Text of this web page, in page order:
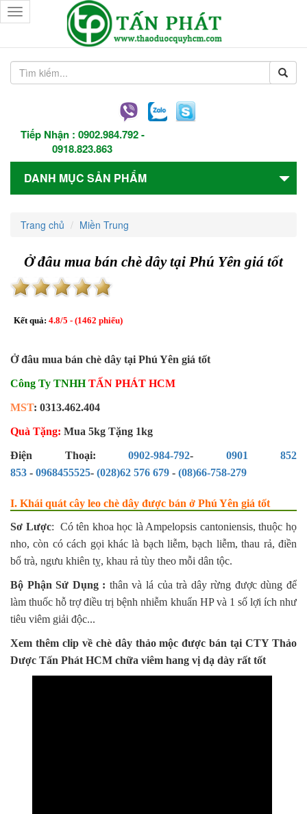
Tiếp Nhận : 0902.984.792-
0918.823.863
Toggle
navigation
DANH MỤC SẢN PHẨM
Trang chủ Miền Trung
Ở đâu mua bán chè dây tại Phú Yên giá tốt
Kết quả: 4.8/5 - (1462 phiếu)
Ở đâu mua bán chè dây tại Phú Yên giá tốt
Công Ty TNHHTẤN PHÁT HCM
MST: 0313.462.404
Quà Tặng: Mua 5kg Tặng 1kg
Điện Thoại: 0902-984-792- 0901 852
853 - 0968455525- (028)62 576 679 - (08)66-758-279
I. Khái quát cây leo chè dây được bán ở Phú Yên giá tốt
Sơ Lược: Có tên khoa học là Ampelopsis cantoniensis, thuộc họ
nho, còn có cách gọi khác là bạch liễm, bạch liễm, thau rả, điền
bổ trà, ngưu khiên tỵ, khau rả tùy theo mỗi dân tộc.
Bộ Phận Sử Dụng : thân và lá của trà dây rừng được dùng để
làm thuốchỗ trợ điều trị bệnh nhiễm khuẩn HP và 1 số lợi ích như
tiêu viêm giải độc...
Xem thêm clip về chè dây thảo mộc được bán tại CTY Thảo
Dược Tấn Phát HCM chữa viêm hang vị dạ dày rất tốt